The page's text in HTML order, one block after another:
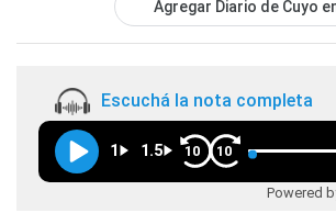
Agregar Diario de Cuyo
Escuchá la nota completa
1 1.5 10 10
Powered